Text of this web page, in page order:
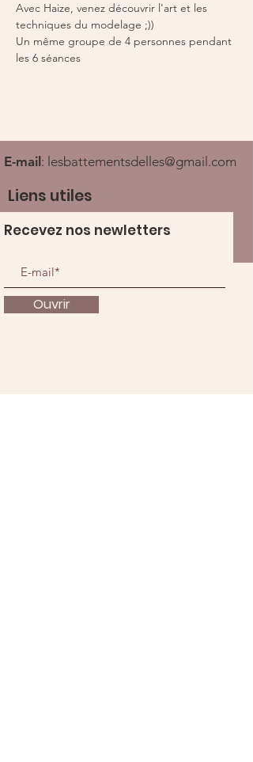
Avec Haize, venez découvrir l'art et les
techniques du modelage ;))
Un même groupe de 4 personnes pendant
les 6 séances
E-mail : lesbattementsdelles@gmail.com
Liens utiles
Recevez nos newletters
Ouvrir